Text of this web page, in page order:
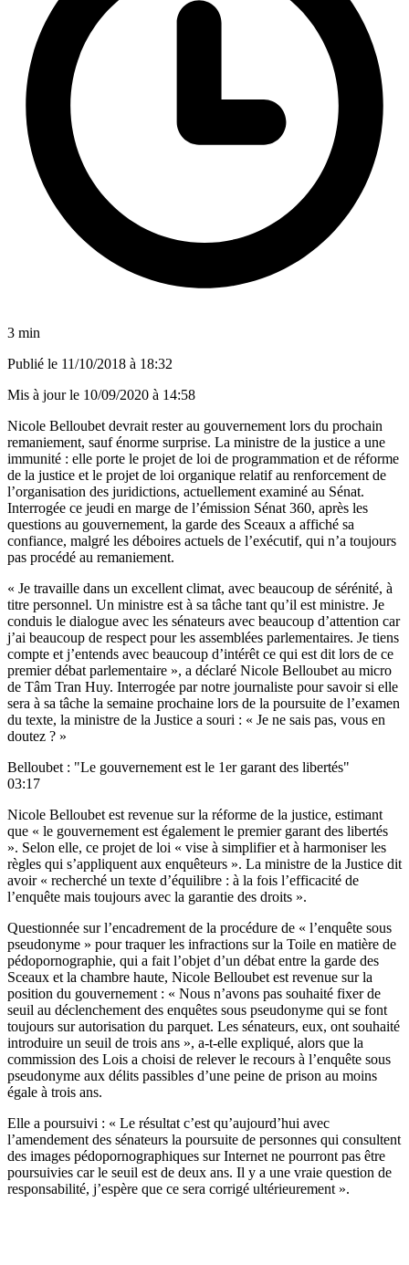
3 min
Publié le 11/10/2018 à 18:32
Mis à jour le 10/09/2020 à 14:58
Nicole Belloubet devrait rester au gouvernement lors du prochain
remaniement, sauf énorme surprise. La ministre de la justice a une
immunité : elle porte le projet de loi de programmation et de réforme
de la justice et le projet de loi organique relatif au renforcement de
l’organisation des juridictions, actuellement examiné au Sénat.
Interrogée ce jeudi en marge de l’émission Sénat 360, après les
questions au gouvernement, la garde des Sceaux a affiché sa
confiance, malgré les déboires actuels de l’exécutif, qui n’a toujours
pas procédé au remaniement.
« Je travaille dans un excellent climat, avec beaucoup de sérénité, à
titre personnel. Un ministre est à sa tâche tant qu’il est ministre. Je
conduis le dialogue avec les sénateurs avec beaucoup d’attention car
j’ai beaucoup de respect pour les assemblées parlementaires. Je tiens
compte et j’entends avec beaucoup d’intérêt ce qui est dit lors de ce
premier débat parlementaire », a déclaré Nicole Belloubet au micro
de Tâm Tran Huy. Interrogée par notre journaliste pour savoir si elle
sera à sa tâche la semaine prochaine lors de la poursuite de l’examen
du texte, la ministre de la Justice a souri : « Je ne sais pas, vous en
doutez ? »
Belloubet : "Le gouvernement est le 1er garant des libertés"
03:17
Nicole Belloubet est revenue sur la réforme de la justice, estimant
que « le gouvernement est également le premier garant des libertés
». Selon elle, ce projet de loi « vise à simplifier et à harmoniser les
règles qui s’appliquent aux enquêteurs ». La ministre de la Justice dit
avoir « recherché un texte d’équilibre : à la fois l’efficacité de
l’enquête mais toujours avec la garantie des droits ».
Questionnée sur l’encadrement de la procédure de « l’enquête sous
pseudonyme » pour traquer les infractions sur la Toile en matière de
pédopornographie, qui a fait l’objet d’un débat entre la garde des
Sceaux et la chambre haute, Nicole Belloubet est revenue sur la
position du gouvernement : « Nous n’avons pas souhaité fixer de
seuil au déclenchement des enquêtes sous pseudonyme qui se font
toujours sur autorisation du parquet. Les sénateurs, eux, ont souhaité
introduire un seuil de trois ans », a-t-elle expliqué, alors que la
commission des Lois a choisi de relever le recours à l’enquête sous
pseudonyme aux délits passibles d’une peine de prison au moins
égale à trois ans.
Elle a poursuivi : « Le résultat c’est qu’aujourd’hui avec
l’amendement des sénateurs la poursuite de personnes qui consultent
des images pédopornographiques sur Internet ne pourront pas être
poursuivies car le seuil est de deux ans. Il y a une vraie question de
responsabilité, j’espère que ce sera corrigé ultérieurement ».